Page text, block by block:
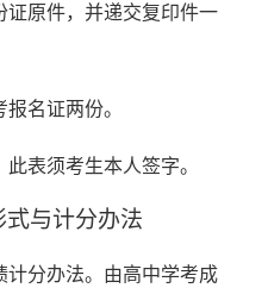
证原件，并递交复印件一
名证两份。
表须考生本人签字。
式与计分办法
分办法。 由高中学考成